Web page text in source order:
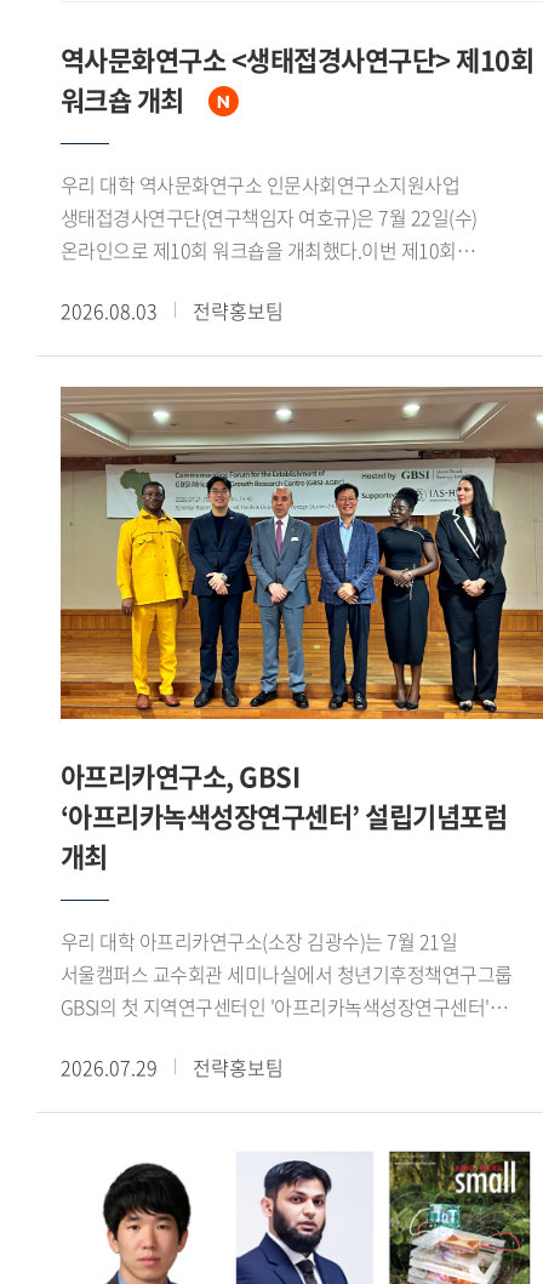
북방정책의 핵심 성과였다고 평가하면서, 중국이 북한 일변도
정책에서 벗어나 한반도의 평화적 통일을 명시적으로 지지하는
계기가 되었고, 수교 이후 양국간 경제교류와 국민간 교류가
비약적으로 확대되었다고 밝혔다. 아울러 협상이 대체로
중국이 원하는 시간표에 따라 진행된 것은 사실이나 이것이
한국에 불리하게 작용하지는 않았으며, 오히려 대만과의
단교를 다음 정부로 미뤘다면 수교 자체가 장기간 지연되었을
지적에 대해서는, 수교 발표 이전에 사전 통보 절차를 거쳤음을
과제를, 경제 분야에서는 최근의 대중 무역역조와 국민감정
악화라는 새로운 도전에 직면해 있다고 진단했다. 그는 앞으로
한중관계가 '화이부동(和而不同)'의 자세로 할 말은 하되
협력할 부분은 협력하는 방향으로 나아가야 하며, 한미동맹을
중시하는 동시에 중국과의 관계도 소홀히 해서는 안 된다고
강조하며 강연을 마쳤다.국제지역연구센터
HK+국가전략사업단은 '초국적 협력과 소통의 모색: 통일 환경
조성을 위한 북방 문화 접점 확인과 문화 허브의 구축'을
아젠다로 다양한 연구를 수행하고 있다. 사업단은 북방지역을
둘러싼 국제정세와 문화 외교 안보를 아우르는 학제적 연구를
콜로키움을 개최하여 연구 성과를 공유하고 정책적 함의를
논의하는 학술 교류의 장을 이어가고 있다. (문의:
HK+국가전략사업단 02-2173-3417)
Migrant Workers and the Politicization of Burial Grounds: A
Case Study of Miyagi Prefecture, Japan'이라는 제목의
발표에서 미야기(Miyagi)현 이시노마키시의 인도네시아
무슬림 이주노동자 수용 배경과 2024~2025년 무슬림 매장
묘지 논란이 온라인 정치 담론으로 확산되며 지역사회의
이주민 수용에 미친 영향을 분석했다.이경수 전임연구원은
'Anti-Islamic Sentiment in Arabic Media Representations of
Mosque Conflict'라는 제목의 발표를 통해 제주 예멘 난민
프레임이 달라지는 양상을 설명했다.제2세션에서는 Aichi
Gakuin University의 타카오 켄이치로(Takao Kenichiro)
교수가 'Global and Local Aspects of Islamophobia:
Comparison among the West, South Korea and
Japan'이라는 제목의 발표에서 테러나 치안 문제와 직접
연결되지 않은 채 형성되는 '테러 없는 이슬람혐오
(Islamophobia)' 현상에 대해 일본과 한국의 사례를 비교했다.
김은지 책임연구원은 'Representing Second-Generation
Arab Immigrants and Conditional Citizenship: A Study of
Multicultural Discourse in Korean Television Programs'라는
정체성과 소속 문제가 재현되는 방식을 분석하고, 이를 한국
사회의 국민 정체성과 다문화주의, 시민권의 경계와 연결하여
논의했다.Momoyama Gakuin University의 코이케 마코토
(Koike Makoto) 교수는 'Faith Across Borders: The
Transnational Expansion of Nahdlatul Ulama Networks in
East Asia'라는 제목의 발표에서 일본, 한국 대만에 형성
인도네시아 무슬림 공동체와 나흐다툴 울라마(Nahdatul
Ulama, 인도네시아에 기반을 둔 세계 최대 규모의 이슬람 단
이루어지는 숄라왓(Sholawat) 모임에 주목하여, 이러한 종교적
라운드테이블에서는 강원구 학술연구교수가 사회를 맡아
동아시아 무슬림의 이주와 정착, 정체성 및 사회적 수용에 관해
의견을 나눴으며, 향후 공동연구와 지속적인 학술 협력의
가능성을 모색했다. 해당 행사는 중동연구소 인문사회연구소
역사문화연구소 <생태접경사연구단> 제10회
워크숍 개최
우리 대학 역사문화연구소 인문사회연구소지원사업
생태접경사연구단(연구책임자 여호규)은 7월 22일(수)
온라인으로 제10회 워크숍을 개최했다.이번 제10회
박사과정)을 초청하여, 서아시아 생태 접경지역과 티무르의
최하늘 선생이 번역한 피터 잭슨의 『칭기스 칸에서
티무르까지: 몽골 제국의 위기와 부흥』을 바탕으로,
서아시아의 생태환경과 교역망이 티무르 제국의 형성에 어떠한
토대를 제공했는지를 살펴보는 방식으로 진행됐다.강연에서는
먼저 농경과 유목이 병존하는 목농복합구역 의 역사적
중요성을 살펴보고, 아무다리야강 유역의 트란스옥시아나와
호라산에서 차가타이 울루스의 유목 엘리트와 정주민 사회가
밀접하게 연결되어 있었음을 설명했다. 이어 14세기 중반
차아다이 울루스의 분열 이후 티무르가 차가타이계 정치
질서와 칭기스 왕조의 권위를 활용해 세력을 확대하고, 훌레구
울루스의 옛 영역까지 포괄하는 대차가타이 울루스 를
교역로의 재편으로 아제르바이잔이 새로운 정치 경제 중심지로
성장하자, 티무르가 이곳에 장기간 주둔하면서 계절 이동과
도시 지배를 결합하고 교역망 정비와 수로 건설을 추진한
사실을 살펴보았다. 이를 통해 티무르의 서방 진출은 단순한
군사 정복이 아니라 유목 생활권과 도시, 농업 생산지, 장거리
교역로를 연결하는 정치적 네트워크의 구축 과정이었음을
확인할 수 있었다.이번 워크숍은 티무르 제국의 성립을
정복전쟁이나 개인의 군사적 역량만으로 설명하지 않고,
재편이라는 관점에서 새롭게 조망한 자리였다. 또한
제국의 형성과 운영에 미친 영향을 폭넓게 이해하는 뜻깊은
시간이 되었다.
2026.08.03 전략홍보팀
아프리카연구소, GBSI
‘아프리카녹색성장연구센터’ 설립기념포럼
개최
우리 대학 아프리카연구소(소장 김광수)는 7월 21일
서울캠퍼스 교수회관 세미나실에서 청년기후정책연구그룹
GBSI의 첫 지역연구센터인 '아프리카녹색성장연구센터'
아프리카 기후변화 대응 협력 방안을 모색하고 청년 세대의
역할을 논의하기 위해 마련됐으며, 주한 외교사절을 비롯한
참석해 다양한 의견을 나눴다.행사는 최영빈 GBSI 대표
(아프리카녹색성장연구센터장)의 개회사와 김광수
아프리카연구소장의 환영사로 시작됐다. 이어
주한아프리카외교단장인 샤픽 라사디(Chafik RACHADI)
2026.07.29 전략홍보팀